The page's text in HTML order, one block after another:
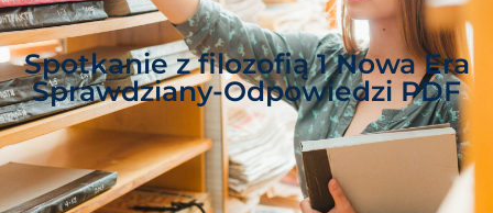
Spotkanie z filozofią 1 Nowa Era
Sprawdziany-Odpowiedzi PDF